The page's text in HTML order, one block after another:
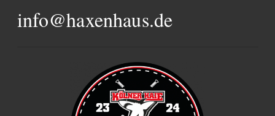
info@haxenhaus.de